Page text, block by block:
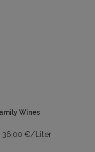
Wines
36,00 €/Liter